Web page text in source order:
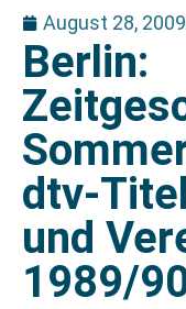
August 28, 2009
Berlin:
dtv-
und
1989/